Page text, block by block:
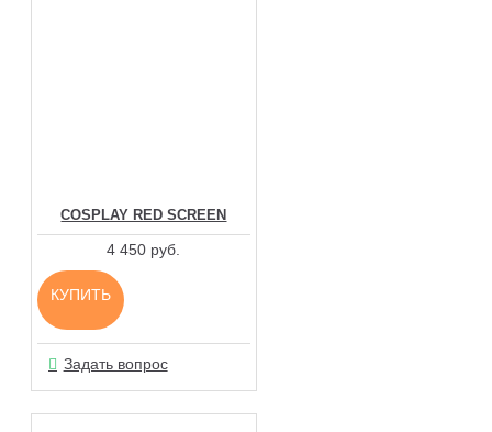
COSPLAY RED SCREEN
4 450 руб.
КУПИТЬ
Задать вопрос